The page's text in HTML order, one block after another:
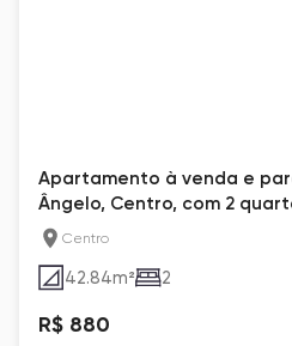
Apartamento à venda e
Ângelo, Centro, com 2
Centro
42.84m² 2
R$ 880